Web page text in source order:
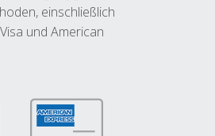
einschließlich
und American